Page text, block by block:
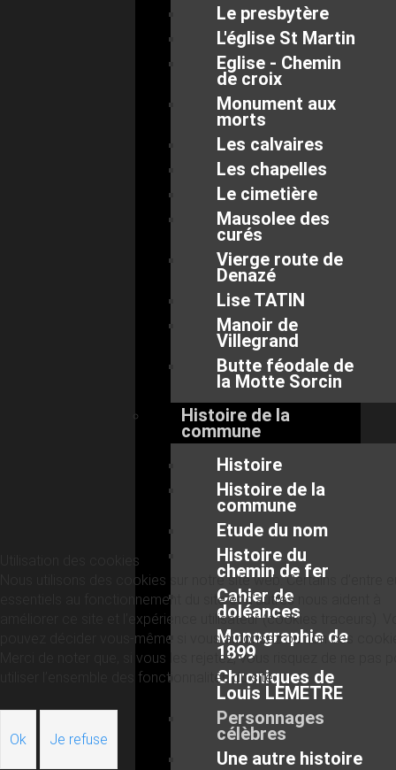
Le presbytère
L'église St Martin
Eglise - Chemin
de croix
Monument aux
morts
Les calvaires
Les chapelles
Le cimetière
Mausolee des
curés
Vierge route de
Denazé
Lise TATIN
Manoir de
Villegrand
Butte féodale de
la Motte Sorcin
Histoire de la
commune
Histoire
Histoire de la
commune
Etude du nom
Histoire du
chemin de fer
Cahier de
doléances
Monographie de
1899
Chroniques de
Louis LEMETRE
Personnages
célèbres
Une autre histoire
Utilisation des cookies
Nous utilisons des cookies sur notre site web. Certains d’entre
essentiels au fonctionnement du site et d’autres nous aident à
améliorer ce site et l’expérience utilisateur (cookies traceurs).
pouvez décider vous-même si vous autorisez ou non ces
Merci de noter que, si vous les rejetez, vous risquez de ne pas
utiliser l’ensemble des fonctionnalités du site.
Ok Je refuse